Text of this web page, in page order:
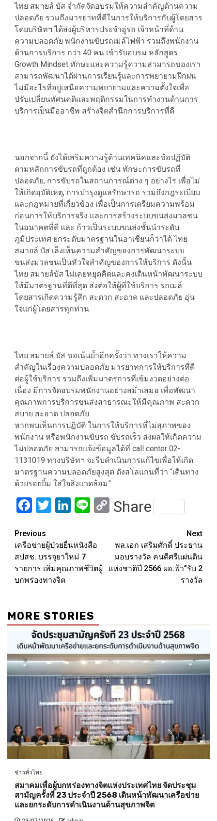
ไทย สมายล์ บัส จำกัดจัดอบรมให้ความสำคัญด้านความ
ปลอดภัย รวมถึงมารยาทที่ดีในการให้บริการกับผู้โดยสาร
โดยบริษัทฯ ได้ส่งผู้บริหารประจำอู่รถ เจ้าหน้าที่ด้าน
ความปลอดภัย พนักงานขับรถเมล์ไฟฟ้า รวมถึงพนักงาน
ด้านการบริการ กว่า 40 คน เข้ารับอบรม หลักสูตร
Growth Mindset ทักษะและความรู้ความสามารถของเรา
สามารถพัฒนาได้ผ่านการเรียนรู้และการพยายามฝึกฝน
ไม่มีอะไรที่อยู่เหนือความพยายามและความตั้งใจเพื่อ
ปรับเปลี่ยนทัศนคติและพฤติกรรมในการทำงานด้านการ
บริการเป็นมืออาชีพ สร้างจิตสำนึกการบริการที่ดี
นอกจากนี้ ยังได้เสริมความรู้ด้านเทคนิคและข้อปฏิบัติ
ตามหลักการขับรถที่ถูกต้อง เช่น ทักษะการขับรถที่
ปลอดภัย, การขับรถในสถานการณ์ต่าง ๆ อย่างไร เพื่อไม่
ให้เกิดอุบัติเหตุ, การบำรุงดูแลรักษารถ รวมถึงกฎระเบียบ
และกฎหมายที่เกี่ยวข้อง เพื่อเป็นการเตรียมความพร้อม
ก่อนการให้บริการจริง และการสร้างระบบขนส่งมวลชน
ในอนาคตที่ดี และ ก้าวเป็นระบบขนส่งชั้นนำระดับ
ภูมิประเทศ ยกระดับมาตรฐานในอาเชียนก็ว่าได้ ไทย
สมายล์ บัส เล็งเห็นความสำคัญของการพัฒนาระบบ
ขนส่งมวลชนเป็นหัวใจสำคัญของการให้บริการ ดังนั้น
ไทย สมายล์บัส ไม่เคยหยุดคิดและคงเดินหน้าพัฒนาระบบ
ให้มีมาตรฐานที่ดีที่สุด ส่งต่อให้ผู้ที่ใช้บริการ รถเมล์
โดยสารเกิดความรู้สึก สะดวก สะอาด และปลอดภัย อุ่น
ใจแก่ผู้โดยสารทุกท่าน
ไทย สมายล์ บัส ขอเน้นย้ำอีกครั้งว่า ทางเราให้ความ
สำคัญในเรื่องความปลอดภัย มารยาทการให้บริการที่ดี
ต่อผู้ใช้บริการ รวมถึงเพิ่มมาตรการที่เข้มงวดอย่างต่อ
เนื่อง มีการจัดอบรมพนักงานอย่างสม่ำเสมอ เพื่อพัฒนา
คุณภาพการบริการขนส่งสาธารณะให้มีคุณภาพ สะดวก
สบาย สะอาด ปลอดภัย
หากพบเห็นการปฏิบัติ ในการให้บริการที่ไม่สุภาพของ
พนักงาน หรือพนักงานขับรถ ขับรถเร็ว ส่งผลให้เกิดความ
ไม่ปลอดภัย สามารถแจ้งข้อมูลได้ที่ call center 02-
1131019 ทางบริษัทฯ จะรีบดำเนินการแก้ไขเพื่อให้เกิด
มาตรฐานความปลอดภัยสูงสุด ดังสโลแกนที่ว่า “เดินทาง
ด้วยรอยยิ้ม ใส่ใจสิ่งแวดล้อม”
Facebook
Twitter
LinkedIn
LineCopy
Share
Post
navigation
Previous
เครือข่ายผู้ป่วยยื่นหนังสือ
สปสช. บรรจุยาใหม่ 7
รายการ เพิ่มคุณภาพชีวิตผู้
บกพร่องทางจิต
Next
พล.เอก เสริมศักดิ์ ประธาน
มอบรางวัล คนดีศรีแผ่นดิน
แห่งชาติปี 2566 ผอ.ฟ้า”รับ 2
รางวัล
MORE STORIES
ข่าวทั่วไทย
สมาคมเพื่อผู้บกพร่องทางจิตแห่งประเทศไทย จัดประชุม
สามัญครั้งที่ 23 ประจำปี 2568 เดินหน้าพัฒนาเครือข่าย
และยกระดับการดำเนินงานด้านสุขภาพจิต